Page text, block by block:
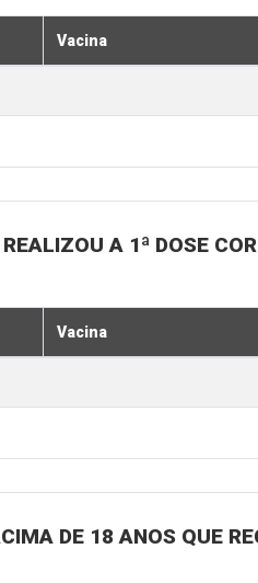
Vacina
A 1ª DOSE
Vacina
DE 18 ANOS QUE